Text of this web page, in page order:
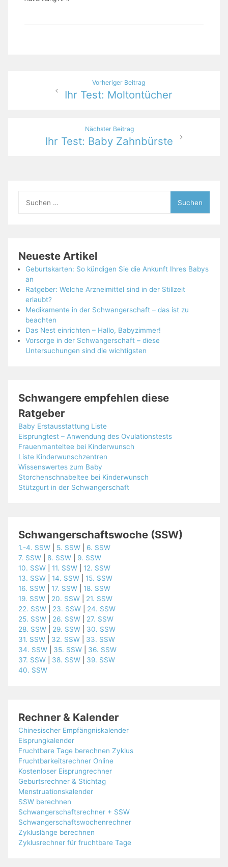
Beitragsnavigation
Vorheriger Beitrag
Ihr Test: Moltontücher
Nächster Beitrag
Ihr Test: Baby Zahnbürste
nach:
Neueste Artikel
Geburtskarten: So kündigen Sie die Ankunft Ihres Babys
an
Ratgeber: Welche Arzneimittel sind in der Stillzeit
erlaubt?
Medikamente in der Schwangerschaft – das ist zu
beachten
Das Nest einrichten – Hallo, Babyzimmer!
Vorsorge in der Schwangerschaft – diese
Untersuchungen sind die wichtigsten
Schwangere empfehlen diese
Ratgeber
Baby Erstausstattung Liste
Eisprungtest – Anwendung des Ovulationstests
Frauenmanteltee bei Kinderwunsch
Liste Kinderwunschzentren
Wissenswertes zum Baby
Storchenschnabeltee bei Kinderwunsch
Stützgurt in der Schwangerschaft
Schwangerschaftswoche (SSW)
1.-4. SSW 5. SSW
6. SSW
7. SSW
8. SSW
9. SSW
10. SSW |11. SSW |12. SSW
13. SSW |14. SSW |15. SSW
16. SSW |17. SSW |18. SSW
19. SSW
20. SSW
21. SSW
22. SSW
23. SSW
24. SSW
25. SSW
26. SSW
27. SSW
28. SSW
29. SSW
30. SSW
31. SSW
32. SSW
33. SSW
34. SSW
35. SSW
36. SSW
37. SSW
38. SSW
39. SSW
40. SSW
Rechner & Kalender
Chinesischer Empfängniskalender
Eisprungkalender
Fruchtbare Tage berechnen Zyklus
Fruchtbarkeitsrechner Online
Kostenloser Eisprungrechner
Geburtsrechner & Stichtag
Menstruationskalender
SSW berechnen
Schwangerschaftsrechner + SSW
Schwangerschaftswochenrechner
Zykluslänge berechnen
Zyklusrechner für fruchtbare Tage